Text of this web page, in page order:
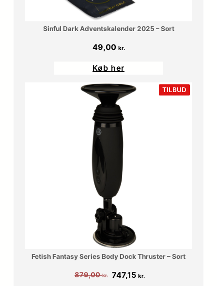
Sinful Dark Adventskalender 2025 – Sort
49,00 kr.
Køb her
TILBUD
PÅ
Fetish Fantasy Series Body Dock Thruster – Sort
879,00kr.
Den
747,15 kr.